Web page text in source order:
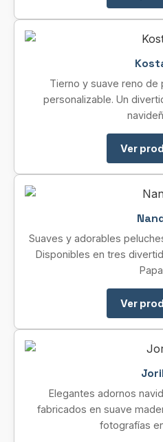
Tierno y suave reno de
personalizable. Un
Ver
Suaves y adorables
Disponibles en tres
Ver
Elegantes adornos
fabricados en suave
fotografías